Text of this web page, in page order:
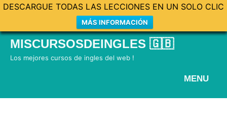
DESCARGUE TODAS LAS LECCIONES EN UN SOLO CLIC
MÁS INFORMACIÓN
SkipMISCURSOSDEINGLES 🇬🇧
Los mejores cursos de ingles del web !
MENU